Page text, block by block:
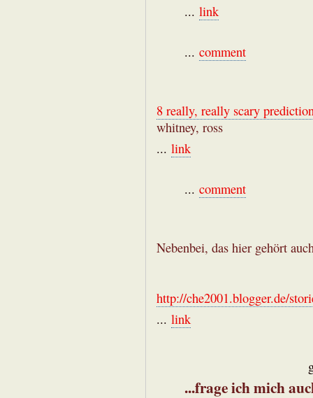
... link
... comment
8 really, really scary
whitney, ross
... link
... comment
Nebenbei, das hier gehört
http://che2001.blogger.de/
... link
...frage ich mich